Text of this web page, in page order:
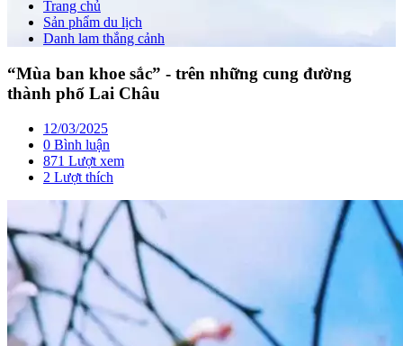
Trang chủ
Sản phẩm du lịch
Danh lam thắng cảnh
“Mùa ban khoe sắc” - trên những cung đường
thành phố Lai Châu
12/03/2025
0 Bình luận
871 Lượt xem
2 Lượt thích